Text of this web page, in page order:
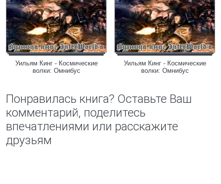
Уильям Кинг - Космические
волки: Омнибус
Уильям Кинг - Космические
волки: Омнибус
Понравилась книга? Оставьте Ваш
комментарий, поделитесь
впечатлениями или расскажите
друзьям